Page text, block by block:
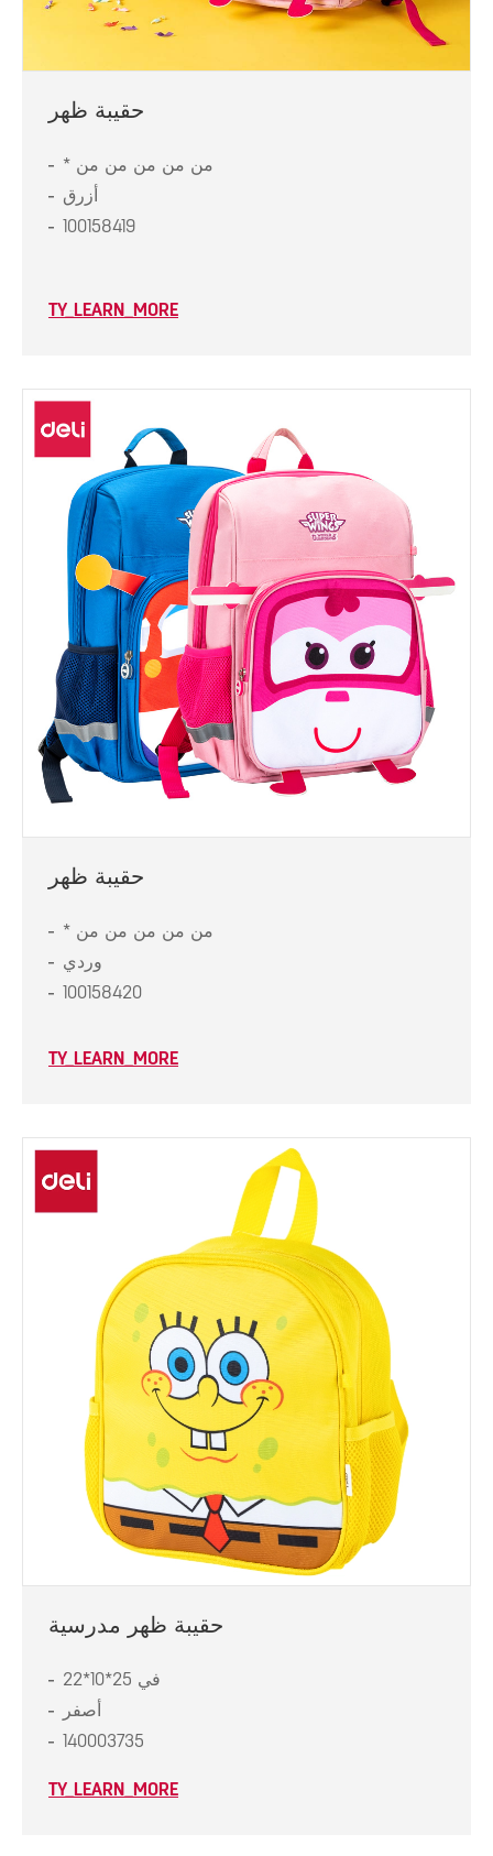
حقيبة ظهر
* من من من من من
أزرق
100158419
TY_LEARN_MORE
حقيبة ظهر
* من من من من من
وردي
100158420
TY_LEARN_MORE
حقيبة ظهر مدرسية
22*10*25 في
أصفر
140003735
TY_LEARN_MORE